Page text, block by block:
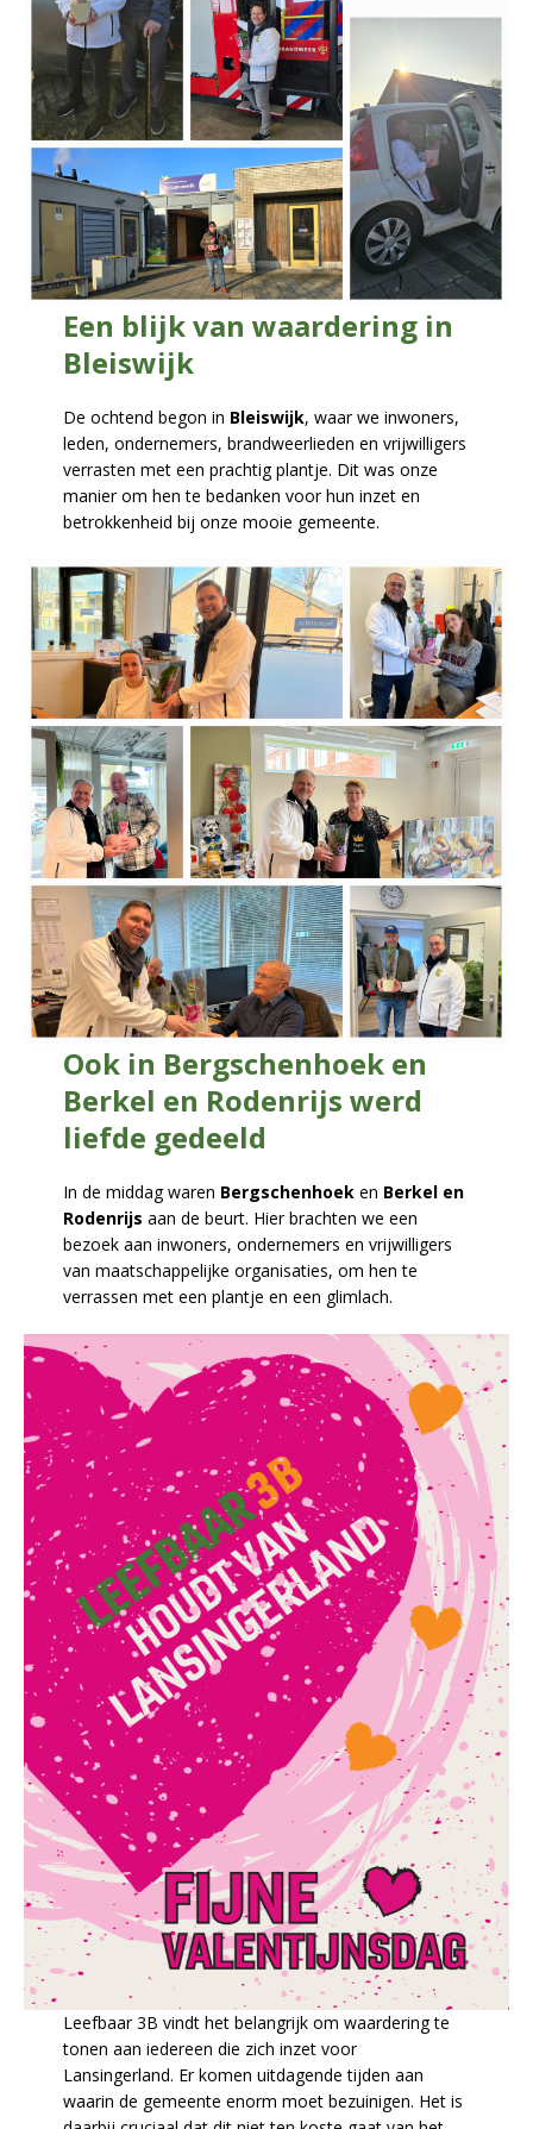
Een blijk van waardering in
Bleiswijk
De ochtend begon in Bleiswijk, waar we inwoners,
leden, ondernemers, brandweerlieden en vrijwilligers
verrasten met een prachtig plantje. Dit was onze
manier om hen te bedanken voor hun inzet en
betrokkenheid bij onze mooie gemeente.
Ook in Bergschenhoek en
Berkel en Rodenrijs werd
liefde gedeeld
In de middag waren Bergschenhoeken Berkel en
Rodenrijs aan de beurt. Hier brachten we een
bezoek aan inwoners, ondernemers en vrijwilligers
van maatschappelijke organisaties, om hen te
verrassen met een plantje en een glimlach.
Leefbaar 3B vindt het belangrijk om waardering te
tonen aan iedereen die zich inzet voor
Lansingerland. Er komen uitdagende tijden aan
waarin de gemeente enorm moet bezuinigen. Het is